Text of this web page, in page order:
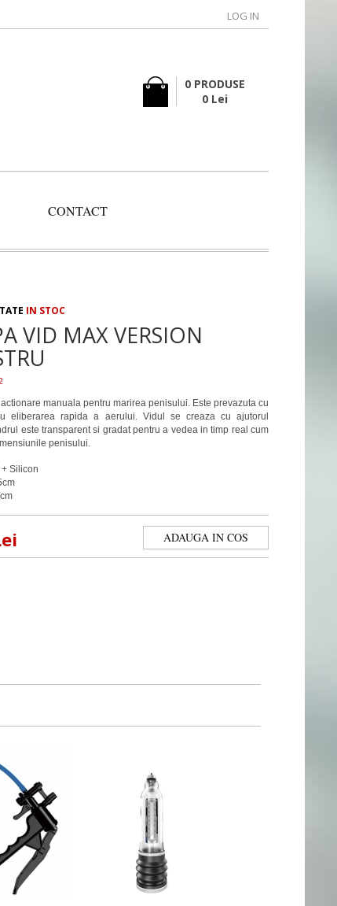
LOG IN
0 PRODUSE
0 Lei
CONTACT
IN STOC
VID MAX VERSION
manuala pentru marirea penisului. Este prevazuta cu
eliberarea rapida a aerului. Vidul se creaza cu ajutorul
este transparent si gradat pentru a vedea in timp real cum
penisului.
+ Silicon